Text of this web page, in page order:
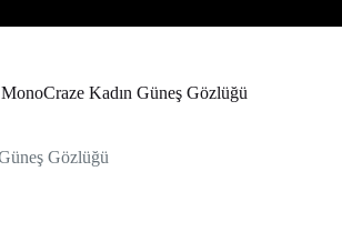
MonoCraze Kadın Güneş Gözlüğü